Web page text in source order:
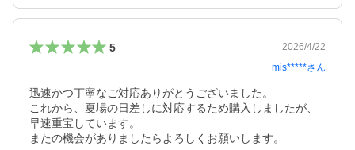
5
2026/4/22
mis*****さん
迅速かつ丁寧なご対応ありがとうございました。
これから、夏場の日差しに対応するため購入しましたが、
早速重宝しています。
またの機会がありましたらよろしくお願いします。